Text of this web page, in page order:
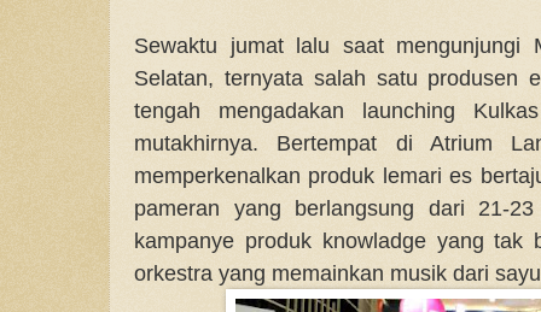
Sewaktu jumat lalu saat mengunjungi
Selatan, ternyata salah satu produsen
tengah mengadakan launching
mutakhirnya. Bertempat di Atrium
memperkenalkan produk lemari es
pameran yang berlangsung dari 21-
kampanye produk knowladge yang tak
orkestra yang memainkan musik dari